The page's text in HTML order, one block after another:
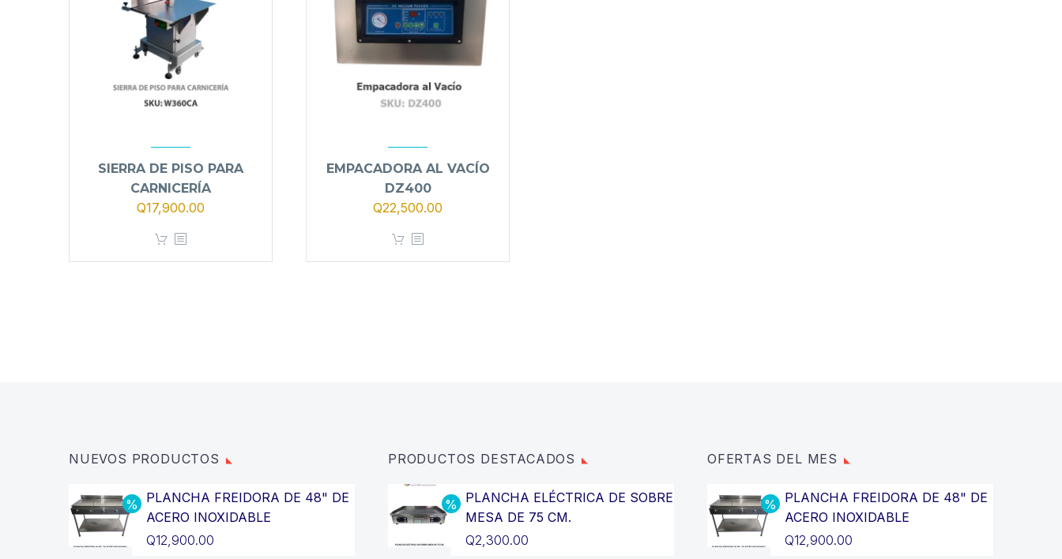
SIERRA DE PISO PARA
CARNICERÍA
Q17,900.00
EMPACADORA AL VACÍO
DZ400
Q22,500.00
NUEVOS PRODUCTOS
PLANCHA FREIDORA DE 48" DE
ACERO INOXIDABLE
El
Q12,900.00
PRODUCTOS DESTACADOS
PLANCHA ELÉCTRICA DE SOBRE
MESA DE 75 CM.
El
Q2,300.00
OFERTAS DEL MES
PLANCHA FREIDORA DE 48" DE
ACERO INOXIDABLE
El
Q12,900.00